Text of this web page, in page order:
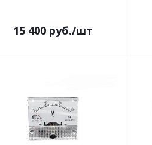
15 400 руб./шт